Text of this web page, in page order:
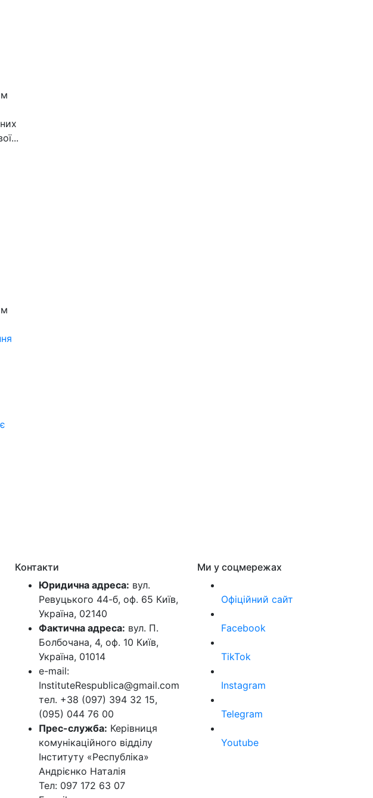
Контакти
Юридична адреса: вул.
Ревуцького 44-б, оф. 65 Київ,
Україна, 02140
Фактична адреса: вул. П.
Болбочана, 4, оф. 10 Київ,
Україна, 01014
e-mail:
InstituteRespublica@gmail.com
тел. +38 (097) 394 32 15,
(095) 044 76 00
Прес-служба: Керівниця
комунікаційного відділу
Інституту «Республіка»
Андрієнко Наталія
Тел: 097 172 63 07
Ми у соцмережах
Офіційний сайт
Facebook
TikTok
Instagram
Telegram
Youtube